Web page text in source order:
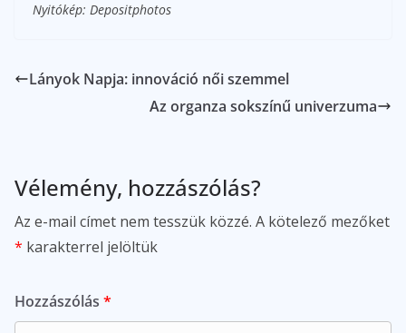
Nyitókép: Depositphotos
Lányok Napja: innováció női szemmel
Az organza sokszínű univerzuma
Vélemény, hozzászólás?
Az e-mail címet nem tesszük közzé. A kötelező mezőket
* karakterrel jelöltük
Hozzászólás *